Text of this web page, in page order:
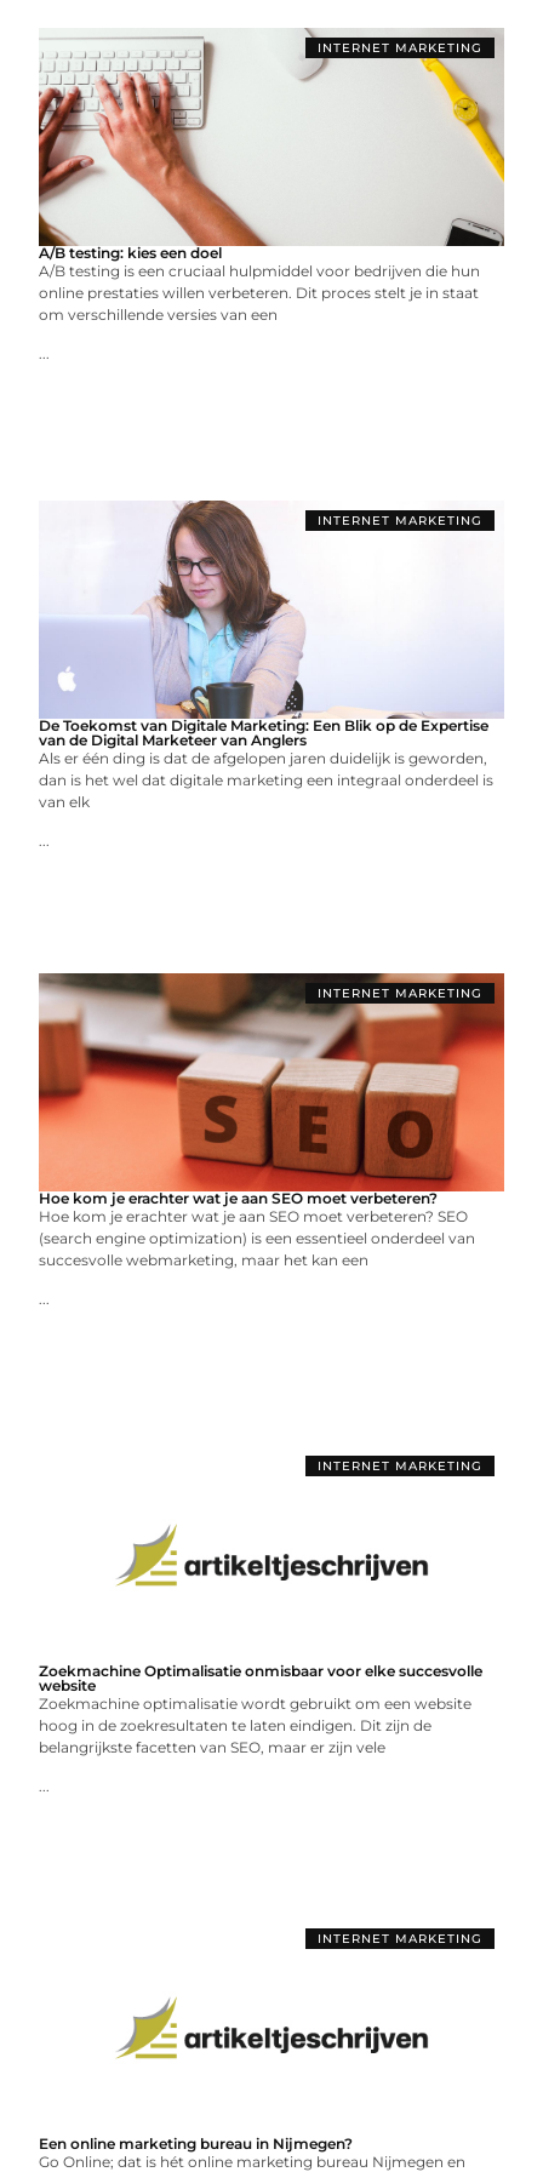
INTERNET MARKETING
A/B testing: kies een doel
A/B testing is een cruciaal hulpmiddel voor bedrijven die hun
online prestaties willen verbeteren. Dit proces stelt je in staat
om verschillende versies van een
...
INTERNET MARKETING
De Toekomst van Digitale Marketing: Een Blik op de Expertise
van de Digital Marketeer van Anglers
Als er één ding is dat de afgelopen jaren duidelijk is geworden,
dan is het wel dat digitale marketing een integraal onderdeel is
van elk
...
INTERNET MARKETING
Hoe kom je erachter wat je aan SEO moet verbeteren?
Hoe kom je erachter wat je aan SEO moet verbeteren? SEO
(search engine optimization) is een essentieel onderdeel van
succesvolle webmarketing, maar het kan een
...
INTERNET MARKETING
Zoekmachine Optimalisatie onmisbaar voor elke succesvolle
website
Zoekmachine optimalisatie wordt gebruikt om een website
hoog in de zoekresultaten te laten eindigen. Dit zijn de
belangrijkste facetten van SEO, maar er zijn vele
...
INTERNET MARKETING
Een online marketing bureau in Nijmegen?
Go Online; dat is hét online marketing bureau Nijmegen en